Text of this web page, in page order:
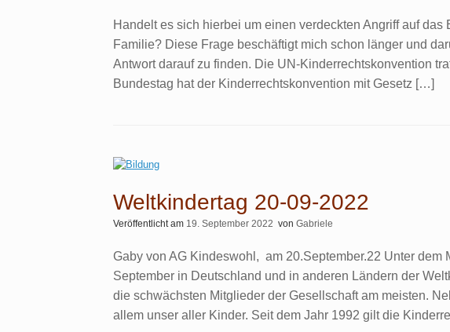
Handelt es sich hierbei um einen verdeckten Angriff auf
Familie? Diese Frage beschäftigt mich schon länger und
Antwort darauf zu finden. Die UN-Kinderrechtskonvention
Bundestag hat der Kinderrechtskonvention mit Gesetz […]
Weltkindertag 20-09-2022
Veröffentlicht am 19. September 2022 von Gabriele
Gaby von AG Kindeswohl, am 20.September.22 Unter dem
September in Deutschland und in anderen Ländern der
die schwächsten Mitglieder der Gesellschaft am meisten.
allem unser aller Kinder. Seit dem Jahr 1992 gilt die